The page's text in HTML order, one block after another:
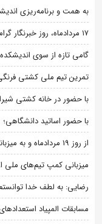
به همت و برنامه‌ریزی
۱۷ مردادماه، روز خبرنگار گرامی باد؛
گامی تازه از سوی
تمرین تیم ملی کشتی
با حضور در خانه کشتی
با حضور اساتید دانشگاهی؛
از روز 19 مردادماه و به میزبانی کمپ تیم های ملی؛
میزبانی کمپ تیم‌های ملی
رضایی: به لطف خدا
مسابقات المپیاد